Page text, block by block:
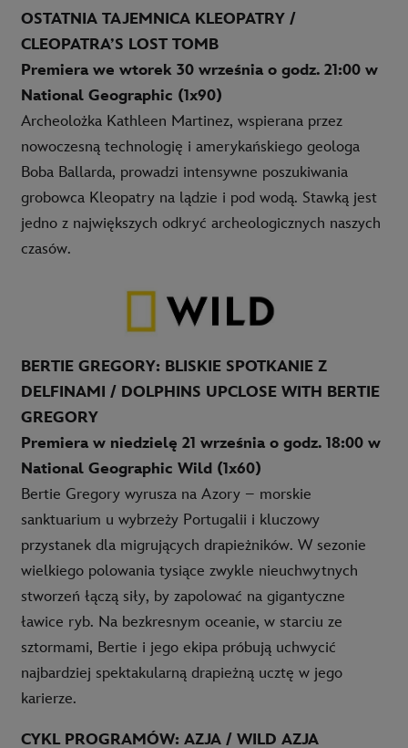
OSTATNIA TAJEMNICA KLEOPATRY /
CLEOPATRA’S LOST TOMB
Premiera we wtorek 30 września o godz. 21:00 w
National Geographic (1x90)
Archeolożka Kathleen Martinez, wspierana przez
nowoczesną technologię i amerykańskiego geologa
Boba Ballarda, prowadzi intensywne poszukiwania
grobowca Kleopatry na lądzie i pod wodą. Stawką jest
jedno z największych odkryć archeologicznych naszych
czasów.
BERTIE GREGORY: BLISKIE SPOTKANIE Z
DELFINAMI / DOLPHINS UPCLOSE WITH BERTIE
GREGORY
Premiera w niedzielę 21 września o godz. 18:00 w
National Geographic Wild (1x60)
Bertie Gregory wyrusza na Azory – morskie
sanktuarium u wybrzeży Portugalii i kluczowy
przystanek dla migrujących drapieżników. W sezonie
wielkiego polowania tysiące zwykle nieuchwytnych
stworzeń łączą siły, by zapolować na gigantyczne
ławice ryb. Na bezkresnym oceanie, w starciu ze
sztormami, Bertie i jego ekipa próbują uchwycić
najbardziej spektakularną drapieżną ucztę w jego
karierze.
CYKL PROGRAMÓW: AZJA / WILD AZJA